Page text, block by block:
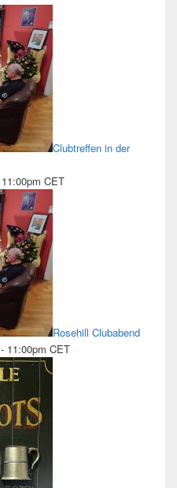
Clubtreffen in der
11:00pm CET
Rosehill Clubabend
- 11:00pm CET